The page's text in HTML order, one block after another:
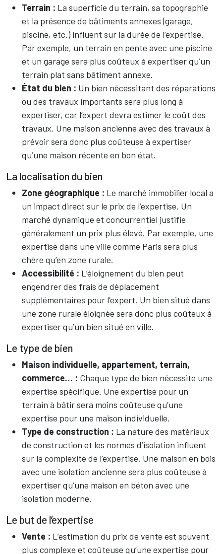
Terrain : La superficie du terrain, sa topographie
et la présence de bâtiments annexes (garage,
piscine, etc.) influent sur la durée de l’expertise.
Par exemple, un terrain en pente avec une piscine
et un garage sera plus coûteux à expertiser qu’un
terrain plat sans bâtiment annexe.
État du bien : Un bien nécessitant des réparations
ou des travaux importants sera plus long à
expertiser, car l’expert devra estimer le coût des
travaux. Une maison ancienne avec des travaux à
prévoir sera donc plus coûteuse à expertiser
qu’une maison récente en bon état.
La localisation du bien
Zone géographique : Le marché immobilier local a
un impact direct sur le prix de l’expertise. Un
marché dynamique et concurrentiel justifie
généralement un prix plus élevé. Par exemple, une
expertise dans une ville comme Paris sera plus
chère qu’en zone rurale.
Accessibilité : L’éloignement du bien peut
engendrer des frais de déplacement
supplémentaires pour l’expert. Un bien situé dans
une zone rurale éloignée sera donc plus coûteux à
expertiser qu’un bien situé en ville.
Le type de bien
Maison individuelle, appartement, terrain,
commerce… : Chaque type de bien nécessite une
expertise spécifique. Une expertise pour un
terrain à bâtir sera moins coûteuse qu’une
expertise pour une maison individuelle.
Type de construction : La nature des matériaux
de construction et les normes d’isolation influent
sur la complexité de l’expertise. Une maison en bois
avec une isolation ancienne sera plus coûteuse à
expertiser qu’une maison en béton avec une
isolation moderne.
Le but de l’expertise
Vente : L’estimation du prix de vente est souvent
plus complexe et coûteuse qu’une expertise pour